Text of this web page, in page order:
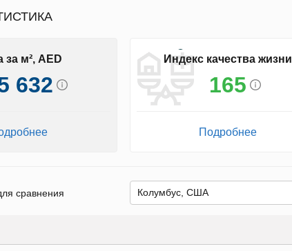
за м², AED
632
Индекс качества жизни
165
Подробнее
сравнения